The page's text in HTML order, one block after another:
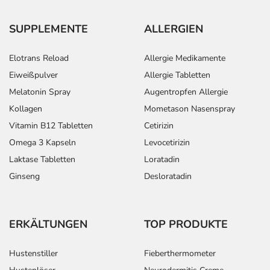
Jugendliche
Erwachsene
Anwendungshinweise
Die Gesamtdosis sollte nicht ohne Rücksprache mit
einem Arzt oder Apotheker überschritten werden.
Wasser) ein.
Die Anwendungsdauer richtet sich nach Art der
SUPPLEMENTE
Elotrans Reload
Eiweißpulver
Melatonin Spray
Kollagen
Vitamin B12 Tabletten
Omega 3 Kapseln
Laktase Tabletten
Ginseng
ALLERGIEN
Allergie Medikamente
Allergie Tabletten
Augentropfen Allergie
Mometason Nasenspray
Cetirizin
Levocetirizin
Loratadin
Desloratadin
ERKÄLTUNGEN
Hustenstiller
TOP PRODUKTE
Fieberthermometer